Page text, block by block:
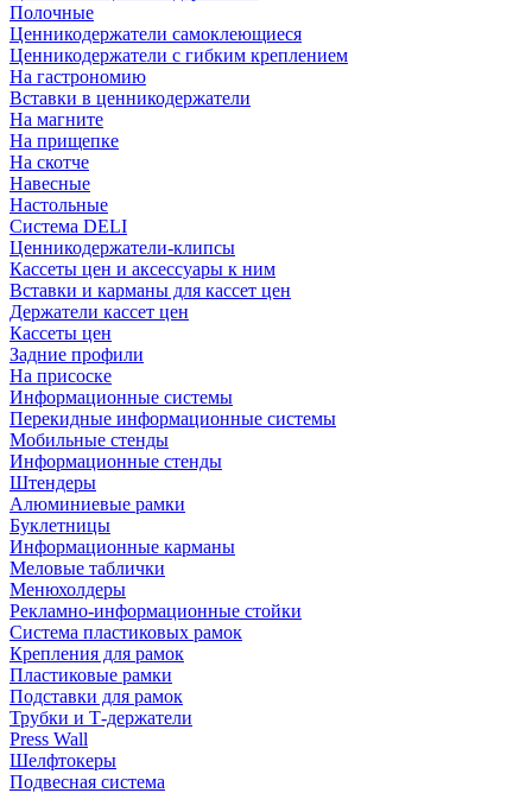
Полочные
Ценникодержатели самоклеющиеся
Ценникодержатели с гибким креплением
На гастрономию
Вставки в ценникодержатели
На магните
На прищепке
На скотче
Навесные
Настольные
Система DELI
Ценникодержатели-клипсы
Кассеты цен и аксессуары к ним
Вставки и карманы для кассет цен
Держатели кассет цен
Кассеты цен
Задние профили
На присоске
Информационные системы
Перекидные информационные системы
Мобильные стенды
Информационные стенды
Штендеры
Алюминиевые рамки
Буклетницы
Информационные карманы
Меловые таблички
Менюхолдеры
Рекламно-информационные стойки
Система пластиковых рамок
Крепления для рамок
Пластиковые рамки
Подставки для рамок
Трубки и Т-держатели
Press Wall
Шелфтокеры
Подвесная система